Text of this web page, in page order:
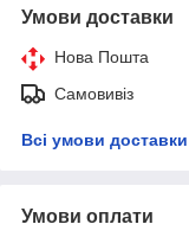
Умови доставки
Нова Пошта
Самовивіз
Всі умови доставки
Умови оплати